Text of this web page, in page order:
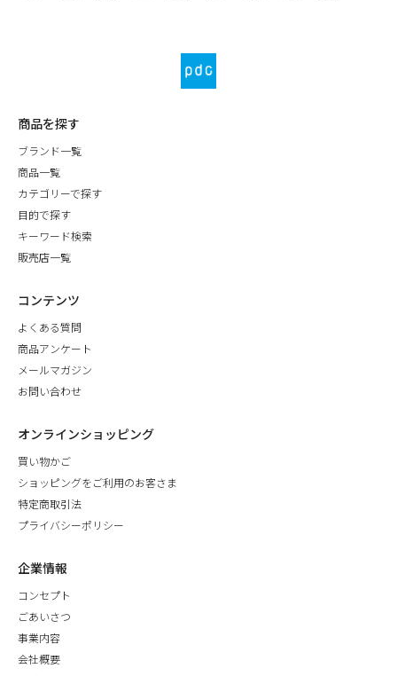
商品を探す
ブランド一覧
商品一覧
カテゴリーで探す
目的で探す
キーワード検索
販売店一覧
コンテンツ
よくある質問
商品アンケート
メールマガジン
お問い合わせ
オンラインショッピング
買い物かご
ショッピングをご利用のお客さま
特定商取引法
プライバシーポリシー
企業情報
コンセプト
ごあいさつ
事業内容
会社概要